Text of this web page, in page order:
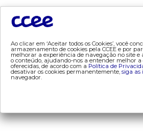
- contas setoriais
- contratos
- geração
- leilão
- mcsd
- mercado mensal
- pld
Ao clicar em ‘Aceitar todos os Cookies’, você
armazenamento de cookies pela CCEE e por
melhorar a experiência de navegação no site
o conteúdo, ajudando-nos a entender melhor
oferecidas, de acordo com a Política de
desativar os cookies permanentemente, siga as
navegador.